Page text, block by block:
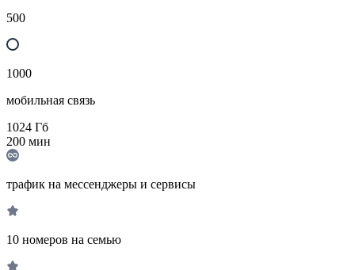
500
1000
мобильная связь
1024 Гб
200 мин
трафик на мессенджеры и сервисы
10 номеров на семью